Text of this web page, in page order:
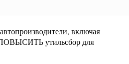
включая
утильсбор для